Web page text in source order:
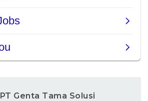
PT Genta Tama Solusi